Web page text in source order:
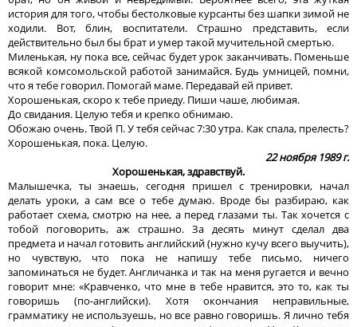
история для того, чтобы бестолковые курсанты без шапки зимой не
ходили. Вот, блин, воспитатели. Страшно представить, если
действительно был бы брат и умер такой мучительной смертью.
Миленькая, ну пока все, сейчас будет урок заканчивать. Поменьше
всякой комсомольской работой занимайся. Будь умницей, помни,
что я тебе говорил. Помогай маме. Передавай ей привет.
Хорошенькая, скоро к тебе приеду. Пиши чаше, любимая.
До свидания. Целую тебя и крепко обнимаю.
Обожаю очень. Твой П. У тебя сейчас 7:30 утра. Как спала, прелесть?
Хорошенькая, пока. Целую.
22 ноября 1989 г.
Хорошенькая, здравствуй.
Малышечка, ты знаешь, сегодня пришел с тренировки, начал
делать уроки, а сам все о тебе думаю. Вроде бы разбираю, как
работает схема, смотрю на нее, а перед глазами ты. Так хочется с
тобой поговорить, аж страшно. За десять минут сделал два
предмета и начал готовить английский (нужно кучу всего выучить),
но чувствую, что пока не напишу тебе письмо, ничего
запоминаться не будет. Англичанка и так на меня ругается и вечно
говорит мне: «Кравченко, что мне в тебе нравится, это то, как ты
говоришь (по-английски). Хотя окончания неправильные,
грамматику не используешь, но все равно говоришь. Я лично тебя